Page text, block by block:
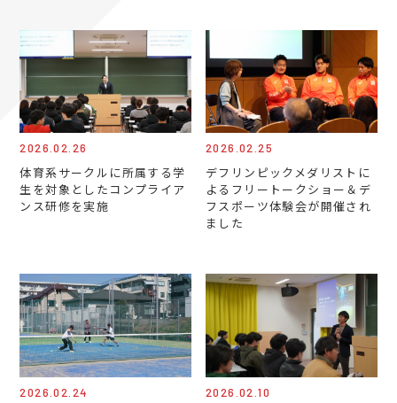
2026.02.26
体育系サークルに所属する学
生を対象としたコンプライア
ンス研修を実施
2026.02.25
デフリンピックメダリストに
よるフリートークショー＆デ
フスポーツ体験会が開催され
ました
2026.02.24 2026.02.10